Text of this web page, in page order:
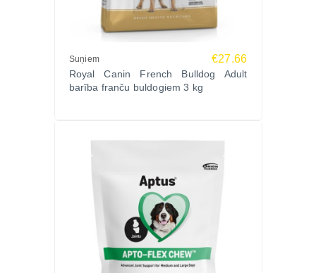
Suņiem €27.66
Royal Canin French Bulldog Adult
barība franču buldogiem 3 kg